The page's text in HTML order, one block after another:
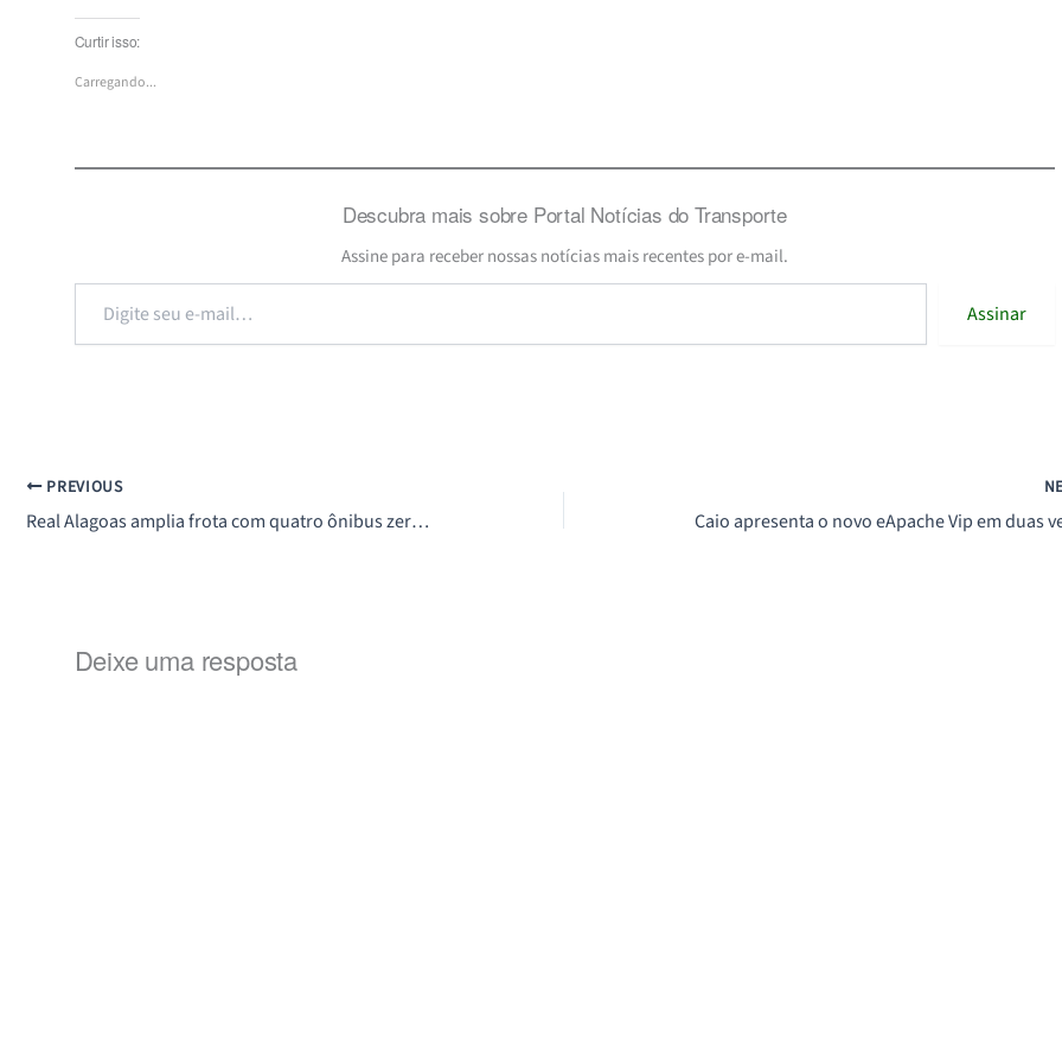
Curtir isso:
Carregando...
Descubra mais sobre Portal Notícias do Transporte
Assine para receber nossas notícias mais recentes por e-mail.
e-
Assinar
PREVIOUS
Real Alagoas amplia frota com quatro ônibus zero quilômetro
Deixe uma resposta